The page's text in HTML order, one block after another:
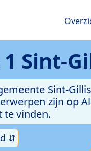
Sint-
Sint-
zijn op
te vinden.
⇵